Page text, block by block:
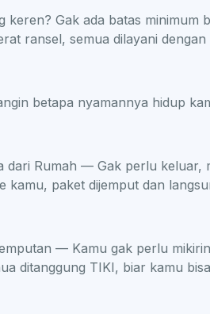
keren? Gak ada batas minimum
ransel, semua dilayani
betapa nyamannya hidup
dari Rumah — Gak perlu keluar,
kamu, paket dijemput dan
— Kamu gak perlu
ditanggung TIKI, biar kamu